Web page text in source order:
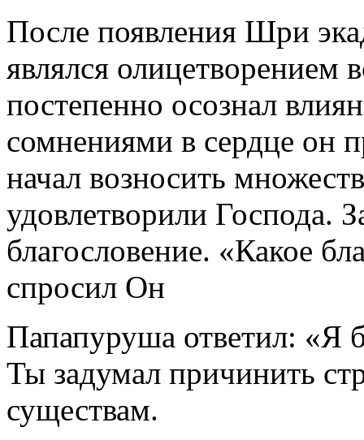
После появления Шри
являлся олицетворением
постепенно осознал
сомнениями в сердце он
начал возносить
удовлетворили Господа.
благословение. «Какое
спросил Он
Папапуруша ответил: «Я
Ты задумал причинить
существам.